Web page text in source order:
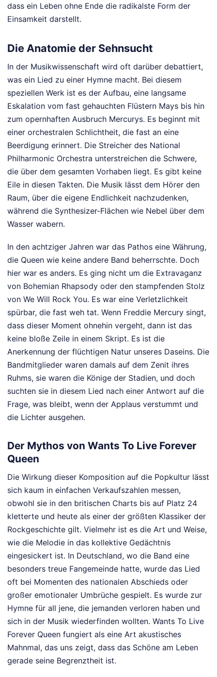
dass ein Leben ohne Ende die radikalste Form der
Einsamkeit darstellt.
Die Anatomie der Sehnsucht
In der Musikwissenschaft wird oft darüber debattiert,
was ein Lied zu einer Hymne macht. Bei diesem
speziellen Werk ist es der Aufbau, eine langsame
Eskalation vom fast gehauchten Flüstern Mays bis hin
zum opernhaften Ausbruch Mercurys. Es beginnt mit
einer orchestralen Schlichtheit, die fast an eine
Beerdigung erinnert. Die Streicher des National
Philharmonic Orchestra unterstreichen die Schwere,
die über dem gesamten Vorhaben liegt. Es gibt keine
Eile in diesen Takten. Die Musik lässt dem Hörer den
Raum, über die eigene Endlichkeit nachzudenken,
während die Synthesizer-Flächen wie Nebel über dem
Wasser wabern.
In den achtziger Jahren war das Pathos eine Währung,
die Queen wie keine andere Band beherrschte. Doch
hier war es anders. Es ging nicht um die Extravaganz
von Bohemian Rhapsody oder den stampfenden Stolz
von We Will Rock You. Es war eine Verletzlichkeit
spürbar, die fast weh tat. Wenn Freddie Mercury singt,
dass dieser Moment ohnehin vergeht, dann ist das
keine bloße Zeile in einem Skript. Es ist die
Anerkennung der flüchtigen Natur unseres Daseins. Die
Bandmitglieder waren damals auf dem Zenit ihres
Ruhms, sie waren die Könige der Stadien, und doch
suchten sie in diesem Lied nach einer Antwort auf die
Frage, was bleibt, wenn der Applaus verstummt und
die Lichter ausgehen.
Der Mythos von Wants To Live Forever
Queen
Die Wirkung dieser Komposition auf die Popkultur lässt
sich kaum in einfachen Verkaufszahlen messen,
obwohl sie in den britischen Charts bis auf Platz 24
kletterte und heute als einer der größten Klassiker der
Rockgeschichte gilt. Vielmehr ist es die Art und Weise,
wie die Melodie in das kollektive Gedächtnis
eingesickert ist. In Deutschland, wo die Band eine
besonders treue Fangemeinde hatte, wurde das Lied
oft bei Momenten des nationalen Abschieds oder
großer emotionaler Umbrüche gespielt. Es wurde zur
Hymne für all jene, die jemanden verloren haben und
sich in der Musik wiederfinden wollten. Wants To Live
Forever Queen fungiert als eine Art akustisches
Mahnmal, das uns zeigt, dass das Schöne am Leben
gerade seine Begrenztheit ist.